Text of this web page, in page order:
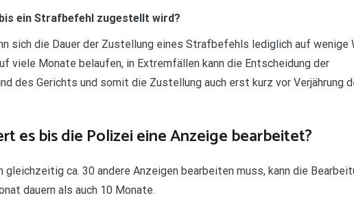
ein Strafbefehl zugestellt wird?
sich die Dauer der Zustellung eines Strafbefehls lediglich auf wenige
viele Monate belaufen, in Extremfällen kann die Entscheidung der
des Gerichts und somit die Zustellung auch erst kurz vor Verjährung
es bis die Polizei eine Anzeige bearbeitet?
ca. 30 andere Anzeigen bearbeiten muss, kann die
dauern als auch 10 Monate.